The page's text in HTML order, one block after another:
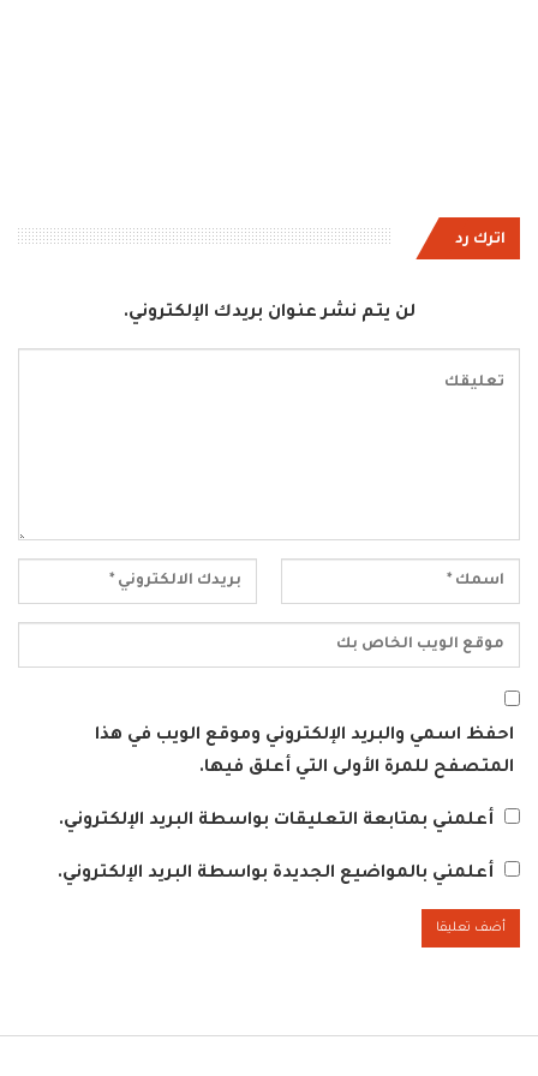
اترك رد
لن يتم نشر عنوان بريدك الإلكتروني.
احفظ اسمي والبريد الإلكتروني وموقع الويب في هذا
المتصفح للمرة الأولى التي أعلق فيها.
أعلمني بمتابعة التعليقات بواسطة البريد الإلكتروني.
أعلمني بالمواضيع الجديدة بواسطة البريد الإلكتروني.